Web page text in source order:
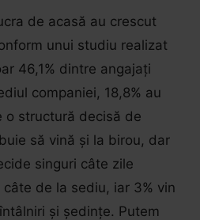
de acasă au crescut
unui studiu realizat
46,1% dintre angajați
companiei, 18,8% au
o structură decisă de
să vină și la birou, dar
singuri câte zile
de la sediu, iar 3% vin
și ședințe. Putem